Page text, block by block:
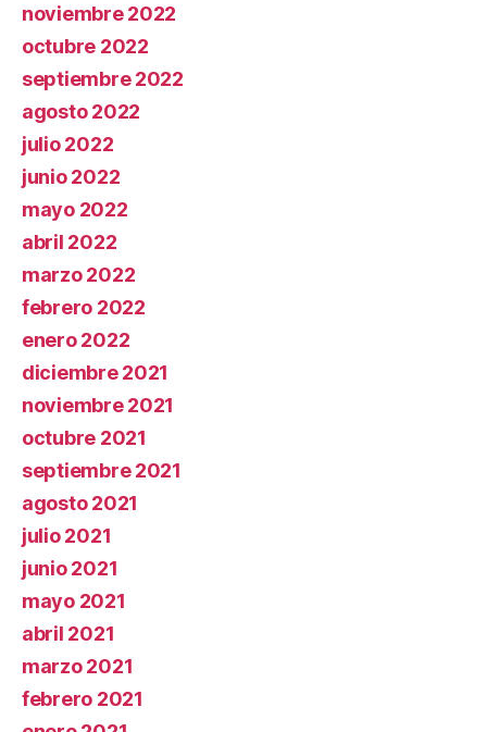
noviembre 2022
octubre 2022
septiembre 2022
agosto 2022
julio 2022
junio 2022
mayo 2022
abril 2022
marzo 2022
febrero 2022
enero 2022
diciembre 2021
noviembre 2021
octubre 2021
septiembre 2021
agosto 2021
julio 2021
junio 2021
mayo 2021
abril 2021
marzo 2021
febrero 2021